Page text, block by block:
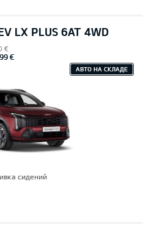
LX PLUS 6AT 4WD
€
€
АВТО НА СКЛАДЕ
сидений